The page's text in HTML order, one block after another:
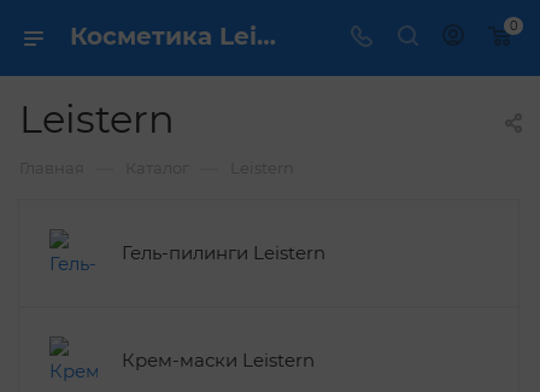
Косметика Leistern - купить в интернет магазине ✔️ по выгодной цене 0
Leistern
Гель-пилинги Leistern
Крем-маски Leistern